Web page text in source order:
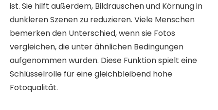
ist. Sie hilft außerdem, Bildrauschen und Körnung in
dunkleren Szenen zu reduzieren. Viele Menschen
bemerken den Unterschied, wenn sie Fotos
vergleichen, die unter ähnlichen Bedingungen
aufgenommen wurden. Diese Funktion spielt eine
Schlüsselrolle für eine gleichbleibend hohe
Fotoqualität.